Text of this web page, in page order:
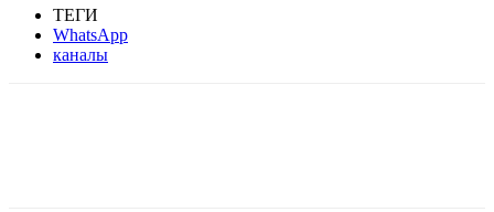
ТЕГИ
WhatsApp
каналы